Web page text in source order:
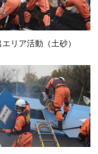
リア活動（土砂）